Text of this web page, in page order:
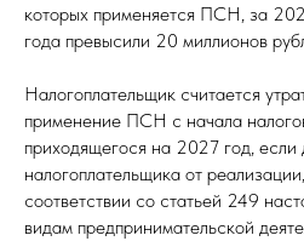
которых применяется ПСН, за
года превысили 20 миллионов
Налогоплательщик считается
применение ПСН с начала
приходящегося на 2027 год, если
налогоплательщика от
соответствии со статьей 249
видам предпринимательской